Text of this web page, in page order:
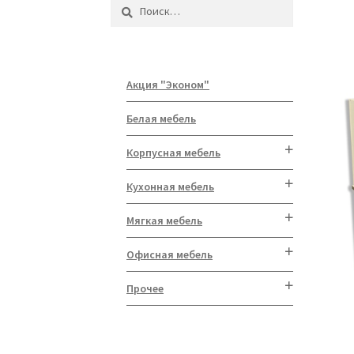
Найти:
Акция "Эконом"
Белая мебель
Корпусная мебель
Кухонная мебель
Мягкая мебель
Офисная мебель
Прочее